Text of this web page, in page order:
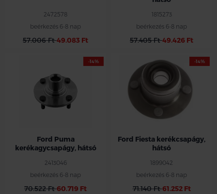
2472578
beérkezés 6-8 nap
57.006 Ft49.083 Ft
1815273
beérkezés 6-8 nap
57.405 Ft49.426 Ft
-14%
Ford Puma
kerékagycsapágy, hátsó
2413046
beérkezés 6-8 nap
70.522 Ft60.719 Ft
-14%
Ford Fiesta kerékcsapágy,
hátsó
1899042
beérkezés 6-8 nap
71.140 Ft61.252 Ft